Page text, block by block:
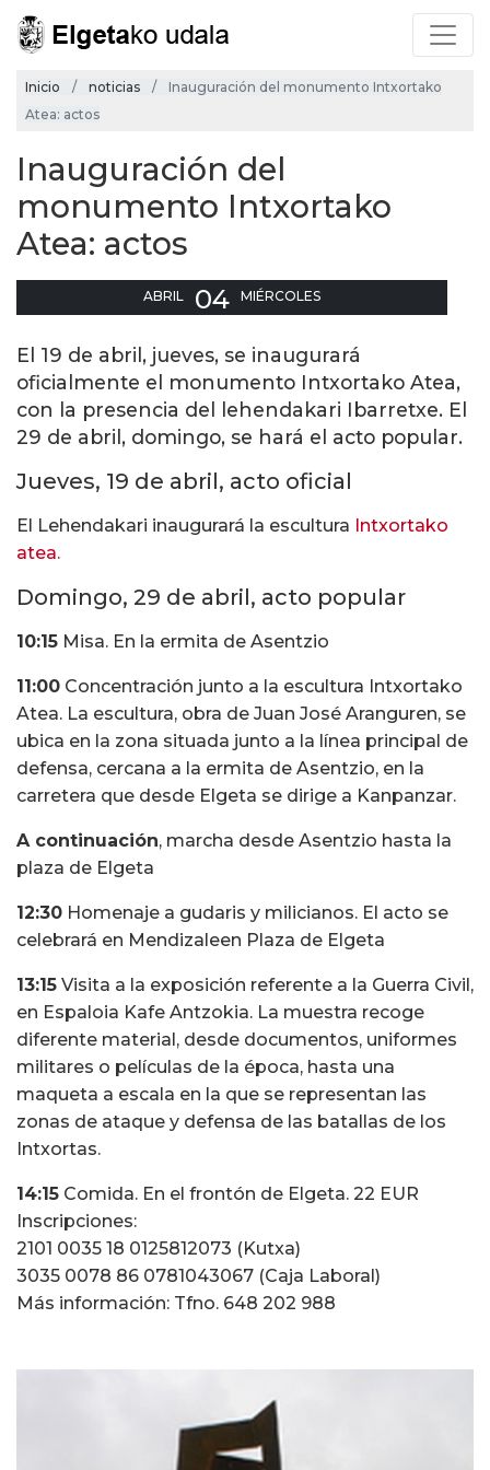
Inicio noticias
Inauguración del monumento Intxortako
Atea: actos
Inauguración del
monumento Intxortako
Atea: actos
ABRIL 04 MIÉRCOLES
El 19 de abril, jueves, se inaugurará
oficialmente el monumento Intxortako Atea,
con la presencia del lehendakari Ibarretxe. El
29 de abril, domingo, se hará el acto popular.
Jueves, 19 de abril, acto oficial
El Lehendakari inaugurará la escultura Intxortako
atea.
Domingo, 29 de abril, acto popular
10:15 Misa. En la ermita de Asentzio
11:00 Concentración junto a la escultura Intxortako
Atea. La escultura, obra de Juan José Aranguren, se
ubica en la zona situada junto a la línea principal de
defensa, cercana a la ermita de Asentzio, en la
carretera que desde Elgeta se dirige a Kanpanzar.
A continuación, marcha desde Asentzio hasta la
plaza de Elgeta
12:30 Homenaje a gudaris y milicianos. El acto se
celebrará en Mendizaleen Plaza de Elgeta
13:15 Visita a la exposición referente a la Guerra Civil,
en Espaloia Kafe Antzokia. La muestra recoge
diferente material, desde documentos, uniformes
militares o películas de la época, hasta una
maqueta a escala en la que se representan las
zonas de ataque y defensa de las batallas de los
Intxortas.
14:15 Comida. En el frontón de Elgeta. 22 EUR
Inscripciones:
2101 0035 18 0125812073 (Kutxa)
3035 0078 86 0781043067 (Caja Laboral)
Más información: Tfno. 648 202 988